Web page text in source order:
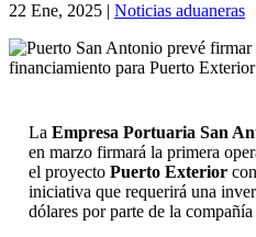
22 Ene, 2025 | Noticias aduaneras
La Empresa Portuaria San
en marzo firmará la primera
el proyecto Puerto Exteriorcon
iniciativa que requerirá una
dólares por parte de la compañía